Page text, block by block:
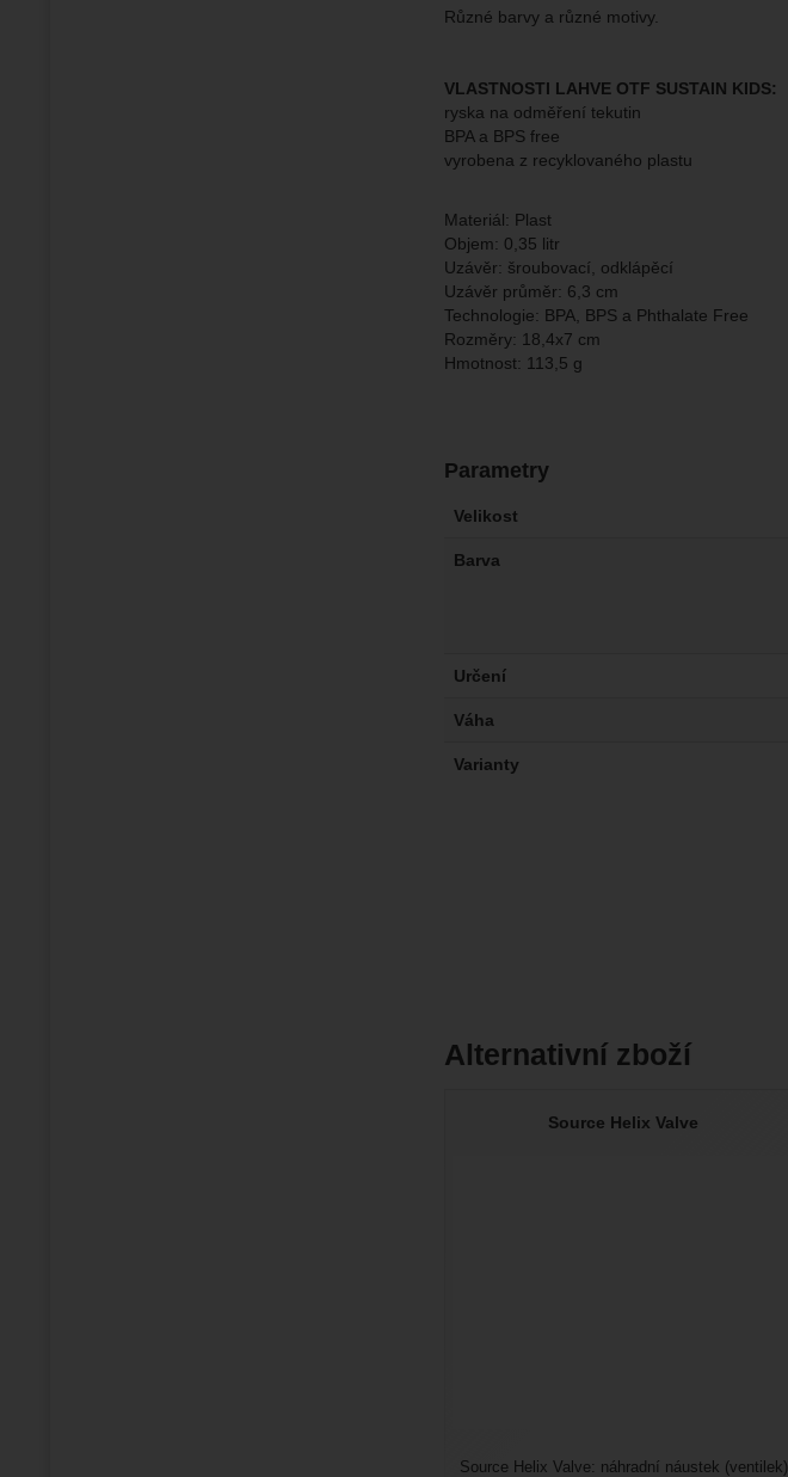
Různé barvy a různé motivy.
VLASTNOSTI LAHVE OTF SUSTAIN KIDS:
ryska na odměření tekutin
BPA a BPS free
vyrobena z recyklovaného plastu
Materiál: Plast
Objem: 0,35 litr
Uzávěr: šroubovací, odklápěcí
Uzávěr průměr: 6,3 cm
Technologie: BPA, BPS a Phthalate Free
Rozměry: 18,4x7 cm
Hmotnost: 113,5 g
Parametry
Velikost
Barva
Určení
Váha
Varianty
Alternativní zboží
Source Helix Valve
Source Helix Valve: náhradní náustek (ventilek)